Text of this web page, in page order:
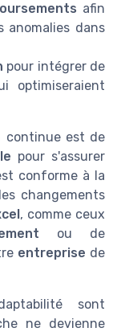
afin
anomalies dans
pour intégrer de
optimiseraient
continue est de
pour s'assurer
conforme à la
changements
, comme ceux
ou de
entreprise de
sont
ne devienne